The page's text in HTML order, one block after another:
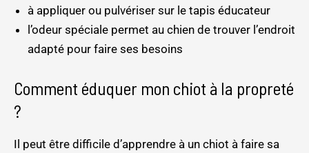
à appliquer ou pulvériser sur le tapis éducateur
l’odeur spéciale permet au chien de trouver l’endroit
adapté pour faire ses besoins
Comment éduquer mon chiot à la propreté
?
Il peut être difficile d’apprendre à un chiot à faire sa